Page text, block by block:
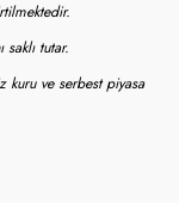
tutar.
kuru ve serbest piyasa